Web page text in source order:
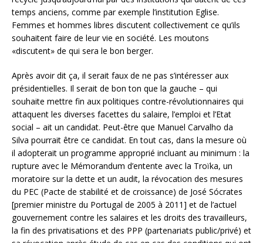
temps anciens, comme par exemple l’institution Eglise.
Femmes et hommes libres discutent collectivement ce qu’ils
souhaitent faire de leur vie en société. Les moutons
«discutent» de qui sera le bon berger.
Après avoir dit ça, il serait faux de ne pas s’intéresser aux
présidentielles. Il serait de bon ton que la gauche – qui
souhaite mettre fin aux politiques contre-révolutionnaires qui
attaquent les diverses facettes du salaire, l’emploi et l’Etat
social – ait un candidat. Peut-être que Manuel Carvalho da
Silva pourrait être ce candidat. En tout cas, dans la mesure où
il adopterait un programme approprié incluant au minimum : la
rupture avec le Mémorandum d’entente avec la Troïka, un
moratoire sur la dette et un audit, la révocation des mesures
du PEC (Pacte de stabilité et de croissance) de José Sócrates
[premier ministre du Portugal de 2005 à 2011] et de l’actuel
gouvernement contre les salaires et les droits des travailleurs,
la fin des privatisations et des PPP (partenariats public/privé) et